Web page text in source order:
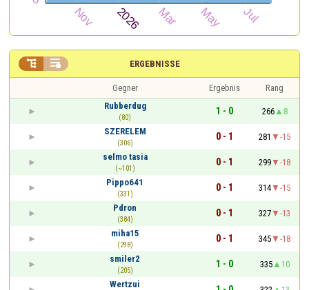
ERGEBNISSE
 
Gegner Ergebnis
Rang
Rubberdug
(80)
1 - 0 266
8
SZERELEM
(306)
0 - 1 281
-15
selmo tasia
(~101)
0 - 1 299
-18
Pippo641
(331)
0 - 1 314
-15
Pdron
(384)
0 - 1 327
-13
miha15
(298)
0 - 1 345
-18
smiler2
(205)
1 - 0 335
10
Wertzui